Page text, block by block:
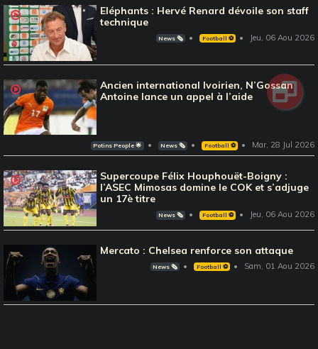
Eléphants : Hervé Renard dévoile son staff
technique
News 🗞️ Football ⚽️ Jeu, 06 Aou 2026
Ancien international Ivoirien, N’Gossan
Antoine lance un appel à l’aide
Potins People 🌟 News 🗞️ Football ⚽️ Mar, 28 Jul 2026
Supercoupe Félix Houphouët-Boigny :
l’ASEC Mimosas domine le COK et s’adjuge
un 17è titre
News 🗞️ Football ⚽️ Jeu, 06 Aou 2026
Mercato : Chelsea renforce son attaque
News 🗞️ Football ⚽️ Sam, 01 Aou 2026